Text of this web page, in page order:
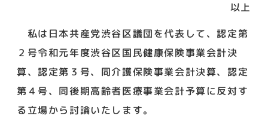
以上
私は日本共産党渋谷区議団を代表して、認定第
２号令和元年度渋谷区国民健康保険事業会計決
算、認定第３号、同介護保険事業会計決算、認定
第４号、同後期高齢者医療事業会計予算に反対す
る立場から討論いたします。